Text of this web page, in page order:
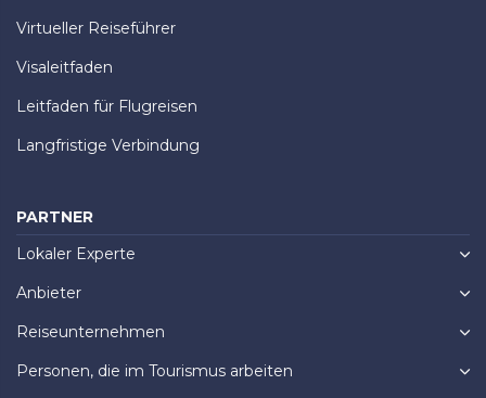
Virtueller Reiseführer
Visaleitfaden
Leitfaden für Flugreisen
Langfristige Verbindung
PARTNER
Lokaler Experte
Anbieter
Reiseunternehmen
Personen, die im Tourismus arbeiten